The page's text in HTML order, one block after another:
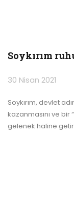
Soykırım
30 Nisan 2021
Soykırım, devlet
kazanmasını ve bir
gelenek haline